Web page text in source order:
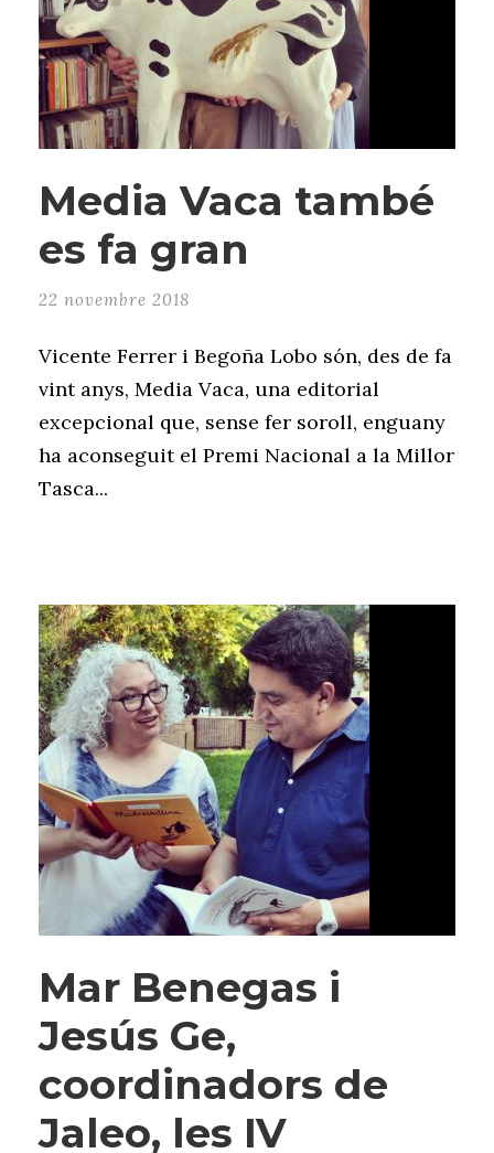
Media Vaca també
es fa gran
22 novembre 2018
Vicente Ferrer i Begoña Lobo són, des de fa
vint anys, Media Vaca, una editorial
excepcional que, sense fer soroll, enguany
ha aconseguit el Premi Nacional a la Millor
Tasca...
Mar Benegas i
Jesús Ge,
coordinadors de
Jaleo, les IV